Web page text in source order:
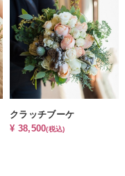
クラッチブーケ
¥ 38,500(税込)